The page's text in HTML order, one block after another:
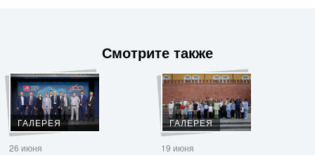
Смотрите также
ГАЛЕРЕЯ
26 июня
ГАЛЕРЕЯ
19 июня